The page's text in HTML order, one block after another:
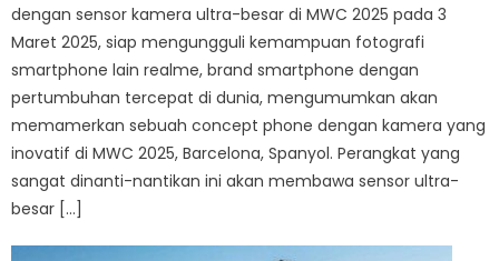
dengan sensor kamera ultra-besar di MWC 2025 pada 3
Maret 2025, siap mengungguli kemampuan fotografi
smartphone lain realme, brand smartphone dengan
pertumbuhan tercepat di dunia, mengumumkan akan
memamerkan sebuah concept phone dengan kamera yang
inovatif di MWC 2025, Barcelona, Spanyol. Perangkat yang
sangat dinanti-nantikan ini akan membawa sensor ultra-
besar […]